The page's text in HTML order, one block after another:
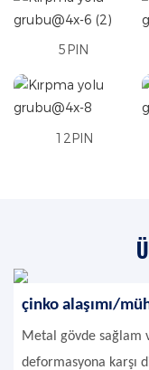
5PIN
12PIN
çinko alaşımı/
Metal gövde sağlam
deformasyona karşı